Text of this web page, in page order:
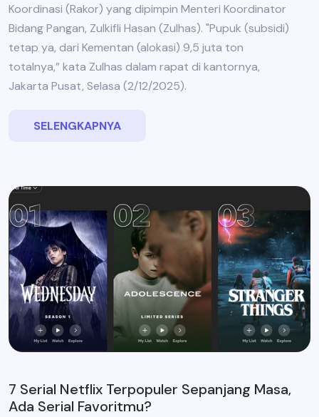
Koordinasi (Rakor) yang dipimpin Menteri Koordinator
Bidang Pangan, Zulkifli Hasan (Zulhas). "Pupuk (subsidi)
tetap ya, dari Kementan (alokasi) 9,5 juta ton
totalnya,” kata Zulhas dalam rapat di kantornya,
Jakarta Pusat, Selasa (2/12/2025).
SELENGKAPNYA
7 Serial Netflix Terpopuler Sepanjang Masa,
Ada Serial Favoritmu?